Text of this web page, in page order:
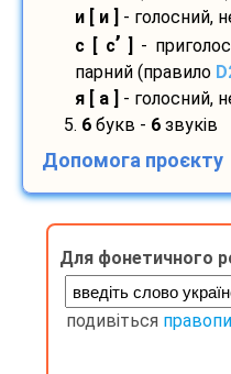
и [ и ]
- голосний,
с [ с’
-
парний (правило
я [ а ]
- голосний,
5. 6 букв - 6 звуків
Допомога проєкту
Для фонетичного
подивіться